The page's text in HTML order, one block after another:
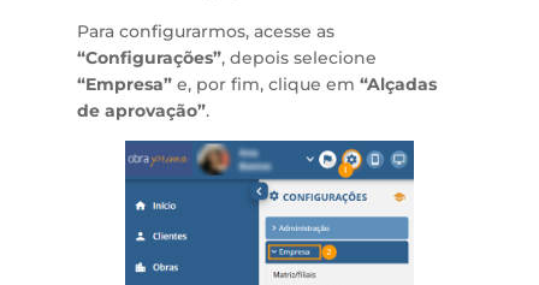
Para configurarmos, acesse as
“Configurações”, depois selecione
“Empresa” e, por fim, clique em “Alçadas
de aprovação”.